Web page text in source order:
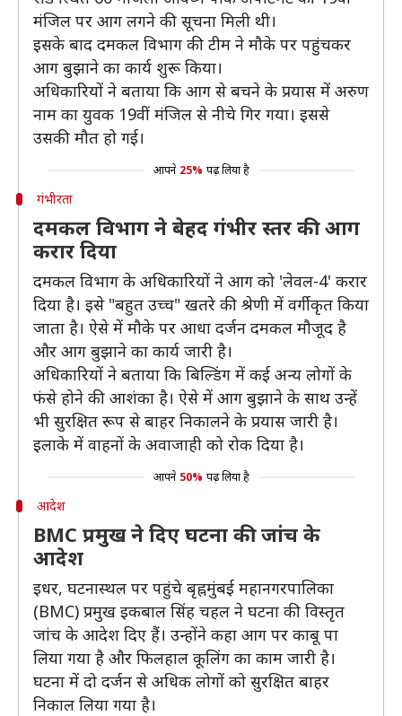
मंजिल पर आग लगने की सूचना मिली थी।
इसके बाद दमकल विभाग की टीम ने मौके पर पहुंचकर
आग बुझाने का कार्य शुरू किया।
अधिकारियों ने बताया कि आग से बचने के प्रयास में अरुण
नाम का युवक 19वीं मंजिल से नीचे गिर गया। इससे
उसकी मौत हो गई।
आपने 25% पढ़ लिया है
गंभीरता
दमकल विभाग ने बेहद गंभीर स्तर की आग
करार दिया
दमकल विभाग के अधिकारियों ने आग को 'लेवल-4' करार
दिया है। इसे "बहुत उच्च" खतरे की श्रेणी में वर्गीकृत किया
जाता है। ऐसे में मौके पर आधा दर्जन दमकल मौजूद है
और आग बुझाने का कार्य जारी है।
अधिकारियों ने बताया कि बिल्डिंग में कई अन्य लोगों के
फंसे होने की आशंका है। ऐसे में आग बुझाने के साथ उन्हें
भी सुरक्षित रूप से बाहर निकालने के प्रयास जारी है।
इलाके में वाहनों के अवाजाही को रोक दिया है।
आपने 50% पढ़ लिया है
आदेश
BMC प्रमुख ने दिए घटना की जांच के
आदेश
इधर, घटनास्थल पर पहुंचे बृह्नमुंबई महानगरपालिका
(BMC) प्रमुख इकबाल सिंह चहल ने घटना की विस्तृत
जांच के आदेश दिए हैं। उन्होंने कहा आग पर काबू पा
लिया गया है और फिलहाल कूलिंग का काम जारी है।
घटना में दो दर्जन से अधिक लोगों को सुरक्षित बाहर
निकाल लिया गया है।